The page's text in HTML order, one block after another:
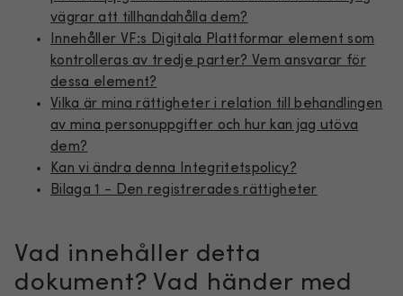
vägrar att tillhandahålla dem?
Innehåller VF:s Digitala Plattformar element som
kontrolleras av tredje parter? Vem ansvarar för
dessa element?
Vilka är mina rättigheter i relation till behandlingen
av mina personuppgifter och hur kan jag utöva
dem?
Kan vi ändra denna Integritetspolicy?
Bilaga 1 - Den registrerades rättigheter
Vad innehåller detta
dokument? Vad händer med